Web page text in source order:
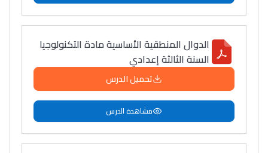
الدوال المنطقية الأساسية مادة التكنولوجيا
السنة الثالثة إعدادي
تحميل الدرس
مشاهدة الدرس